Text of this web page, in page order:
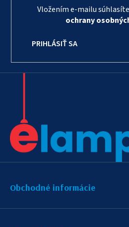
Vložením e-mailu
ochrany
PRIHLÁSIŤ SA
Obchodné informácie